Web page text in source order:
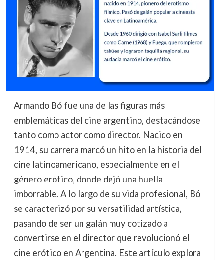
Armando Bó fue una de las figuras más
emblemáticas del cine argentino, destacándose
tanto como actor como director. Nacido en
1914, su carrera marcó un hito en la historia del
cine latinoamericano, especialmente en el
género erótico, donde dejó una huella
imborrable. A lo largo de su vida profesional, Bó
se caracterizó por su versatilidad artística,
pasando de ser un galán muy cotizado a
convertirse en el director que revolucionó el
cine erótico en Argentina. Este artículo explora